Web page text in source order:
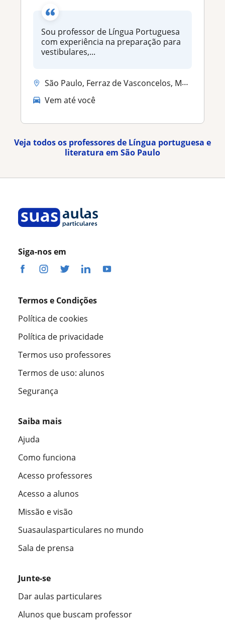
Sou professor de Língua Portuguesa
com experiência na preparação para
vestibulares,...
São Paulo, Ferraz de Vasconcelos, Mauá, Poá, São Caetano do Sul, Suzan...
Vem até você
Veja todos os professores de Língua portuguesa e
literatura em São Paulo
Siga-nos em
Termos e Condições
Política de cookies
Política de privacidade
Termos uso professores
Termos de uso: alunos
Segurança
Saiba mais
Ajuda
Como funciona
Acesso professores
Acesso a alunos
Missão e visão
Suasaulasparticulares no mundo
Sala de prensa
Junte-se
Dar aulas particulares
Alunos que buscam professor